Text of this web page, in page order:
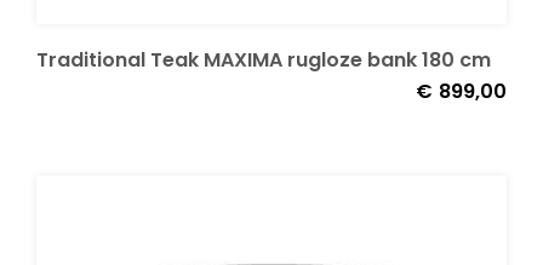
Traditional Teak MAXIMA rugloze bank 180 cm
€ 899,00